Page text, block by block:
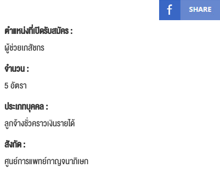
ตำแหน่งที่เปิดรับสมัคร :
ผู้ช่วยเภสัชกร
จำนวน :
5 อัตรา
ประเภทบุคคล :
ลูกจ้างชั่วคราวเงินรายได้
สังกัด :
ศูนย์การแพทย์กาญจนาภิเษก